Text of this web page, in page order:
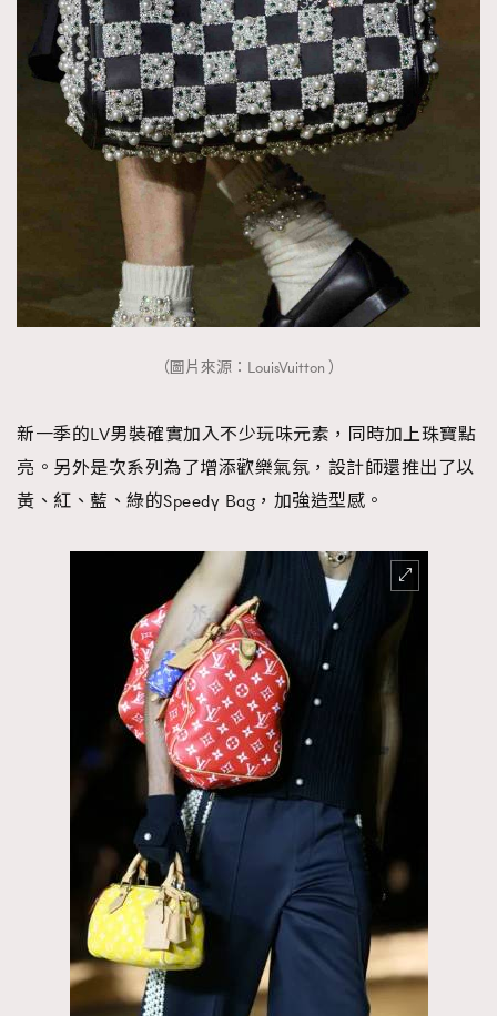
（圖片來源：LouisVuitton ）
新一季的LV男裝確實加入不少玩味元素，同時加上珠寶點
亮。另外是次系列為了增添歡樂氣氛，設計師還推出了以
黃、紅、藍、綠的Speedy Bag，加強造型感。